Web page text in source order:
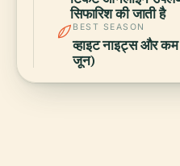
सिफारिश की जाती है
BEST SEASON
व्हाइट नाइट्स और
जून)